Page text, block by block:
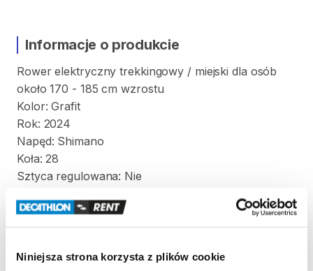
Niniejsza strona korzysta z plików cookie
Informacje o produkcie
Rower elektryczny trekkingowy ​/​ miejski dla osób
około 170 - 185 cm wzrostu
Kolor: Grafit
Rok: 2024
Napęd: Shimano
Koła: 28
Sztyca regulowana: Nie
Rower elektryczny: Tak
Tylne zawieszenie: Brak (Hardtail)